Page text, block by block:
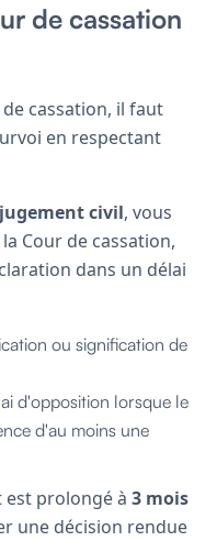
de cassation
cassation, il faut
en respectant
jugement civil, vous
Cour de cassation,
dans un délai
ou signification de
d'opposition lorsque le
d'au moins une
est prolongé à 3 mois
une décision rendue